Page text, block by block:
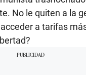
No le quiten a la
a tarifas